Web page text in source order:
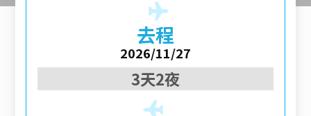
去程
2026/11/27
3天2夜